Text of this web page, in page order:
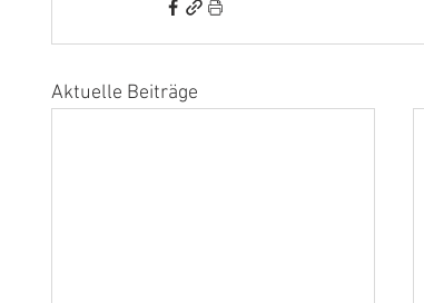
Aktuelle Beiträge